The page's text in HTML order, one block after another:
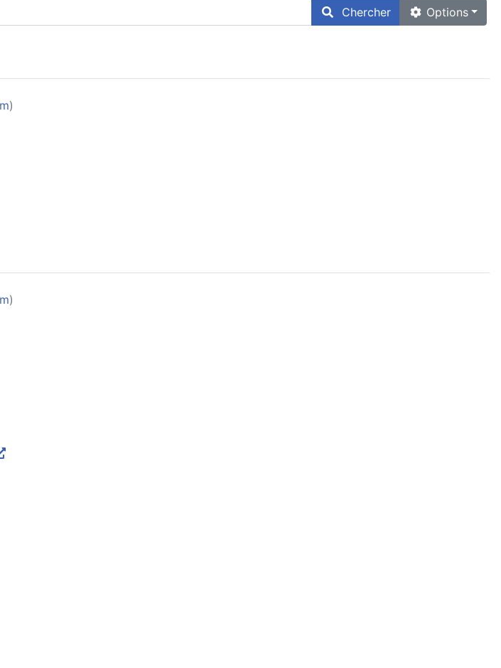
Chercher Options
)
)